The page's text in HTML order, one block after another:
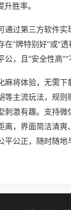
胜率。
过第三方软件实
“牌特别好”或“
，且“安全性高”“
麻将体验，无需
等主流玩法，规
刺激有趣。支持
离，界面简洁清
平公正，随时随